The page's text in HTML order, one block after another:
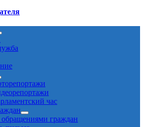
час
обращениями граждан